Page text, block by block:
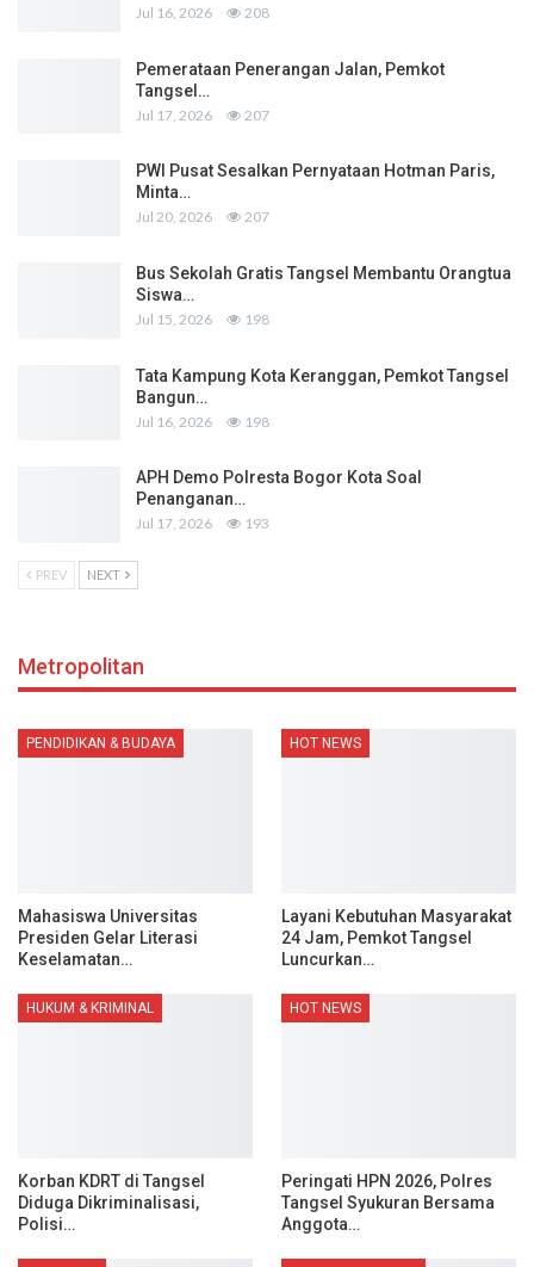
Jul 16, 2026 208
Pemerataan Penerangan Jalan, Pemkot
Tangsel…
Jul 17, 2026 207
PWI Pusat Sesalkan Pernyataan Hotman Paris,
Minta…
Jul 20, 2026 207
Bus Sekolah Gratis Tangsel Membantu Orangtua
Siswa…
Jul 15, 2026 198
Tata Kampung Kota Keranggan, Pemkot Tangsel
Bangun…
Jul 16, 2026 198
APH Demo Polresta Bogor Kota Soal
Penanganan…
Jul 17, 2026 193
PREV NEXT
Metropolitan
PENDIDIKAN & BUDAYA
Mahasiswa Universitas
Presiden Gelar Literasi
Keselamatan…
HOT NEWS
Layani Kebutuhan Masyarakat
24 Jam, Pemkot Tangsel
Luncurkan…
HUKUM & KRIMINAL
Korban KDRT di Tangsel
Diduga Dikriminalisasi,
Polisi…
HOT NEWS
Peringati HPN 2026, Polres
Tangsel Syukuran Bersama
Anggota…